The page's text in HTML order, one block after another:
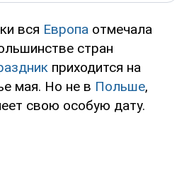
вся Европа отмечала
стран
приходится на
мая. Но не в Польше,
свою особую дату.